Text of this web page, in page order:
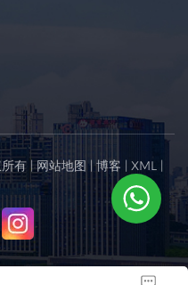
所有 |网站地图 | 博客 | XML |